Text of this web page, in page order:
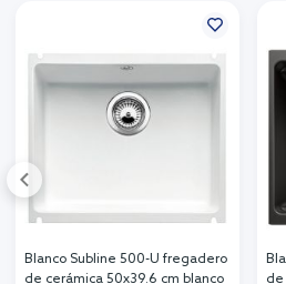
Blanco Subline 500-U fregadero
de cerámica 50x39.6 cm blanco
de